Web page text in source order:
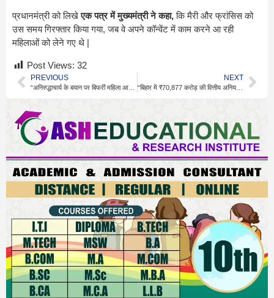
प्रधानमंत्री को लिखेएक पत्र में मुख्यमंत्री ने कहा,कि मैरी और फ्रांसिस को
उस समय गिरफ्तार किया गया, जब वे अपने कॉन्वेंट में काम करने आ रही
महिलाओं को लेने गए थे |
Post Views: 32
PREVIOUS NEXT
“बिहार में ₹70,877 करोड़ की वित्तीय अनियमितताएं: कैग रिपोर्ट का खुलासा”